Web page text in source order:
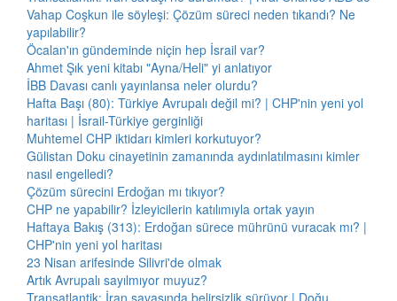
Vahap Coşkun ile söyleşi: Çözüm süreci neden tıkandı? Ne
yapılabilir?
Öcalan'ın gündeminde niçin hep İsrail var?
Ahmet Şık yeni kitabı "Ayna/Heli" yi anlatıyor
İBB Davası canlı yayınlansa neler olurdu?
Hafta Başı (80): Türkiye Avrupalı değil mi? | CHP'nin yeni yol
haritası | İsrail-Türkiye gerginliği
Muhtemel CHP iktidarı kimleri korkutuyor?
Gülistan Doku cinayetinin zamanında aydınlatılmasını kimler
nasıl engelledi?
Çözüm sürecini Erdoğan mı tıkıyor?
CHP ne yapabilir? İzleyicilerin katılımıyla ortak yayın
Haftaya Bakış (313): Erdoğan sürece mührünü vuracak mı? |
CHP'nin yeni yol haritası
23 Nisan arifesinde Silivri'de olmak
Artık Avrupalı sayılmıyor muyuz?
Transatlantik: İran savaşında belirsizlik sürüyor | Doğu